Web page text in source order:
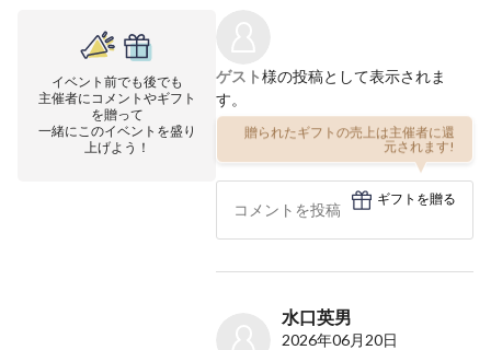
イベント前でも後でも
主催者にコメントやギフト
を贈って
一緒にこのイベントを盛り
上げよう！
ゲスト様の投稿として表示されま
す。
贈られたギフトの売上は主催者に還
元されます!
ギフトを贈る
水口英男
2026年06月20日